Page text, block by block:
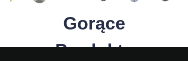
Gorące
Produkty